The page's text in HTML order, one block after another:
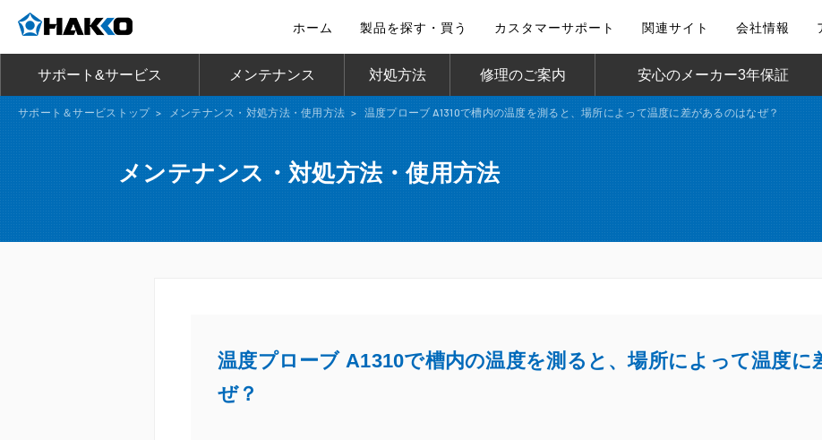
ホーム 製品を探す・買う カスタマーサポート 関連サイト 会社情報
サポート&サービス メンテナンス 対処方法 修理のご案内 安心のメーカー3年保証
メンテナンス・対処方法・使用方法
サポート＆サービストップ > メンテナンス・対処方法・使用方法 > 温度プローブ A1310で槽内の温度を測ると、場所によって温度に差があるのはなぜ？
温度プローブ A1310で槽内の温度を測ると、場所によって温度に
ぜ？